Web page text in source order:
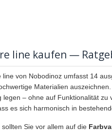
line kaufen —
line von Nobodinoz umfasst 14
Materialien
legen – ohne auf Funktionalität
es sich harmonisch in
sollten Sie vor allem auf die